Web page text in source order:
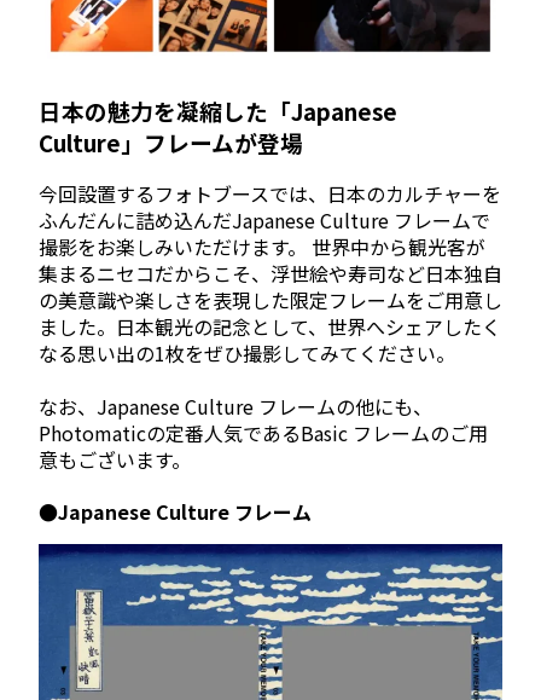
日本の魅力を凝縮した「Japanese
Culture」フレームが登場
今回設置するフォトブースでは、日本のカルチャーを
ふんだんに詰め込んだJapanese Culture フレームで
撮影をお楽しみいただけます。 世界中から観光客が
集まるニセコだからこそ、浮世絵や寿司など日本独自
の美意識や楽しさを表現した限定フレームをご用意し
ました。日本観光の記念として、世界へシェアしたく
なる思い出の1枚をぜひ撮影してみてください。
なお、Japanese Culture フレームの他にも、
Photomaticの定番人気であるBasic フレームのご用
意もございます。
●Japanese Culture フレーム